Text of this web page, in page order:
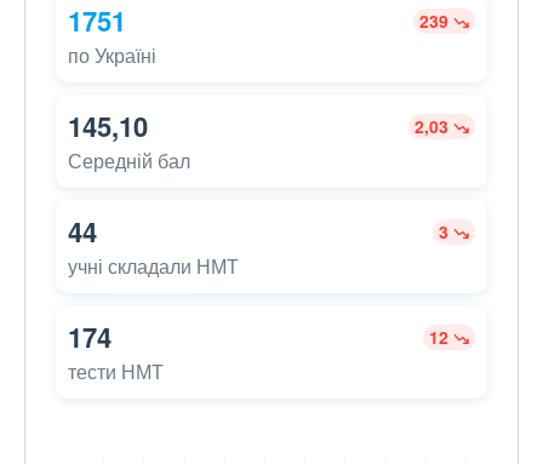
1751 239
по Україні
145,10 2,03
Середній бал
44 3
учні складали НМТ
174 12
тести НМТ